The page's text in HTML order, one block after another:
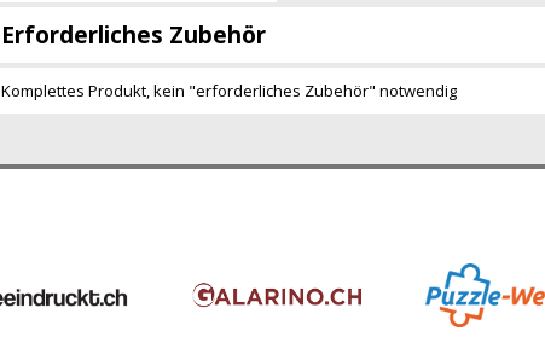
Erforderliches Zubehör
Komplettes Produkt, kein "erforderliches Zubehör" notwendig